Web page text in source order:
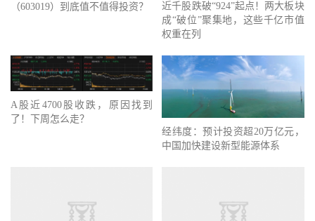
（603019）到底值不值得投资？
近千股跌破“924”起点！两大板块
成“破位”聚集地，这些千亿市值
权重在列
A股近4700股收跌，原因找到
了！下周怎么走？
经纬度：预计投资超20万亿元，
中国加快建设新型能源体系